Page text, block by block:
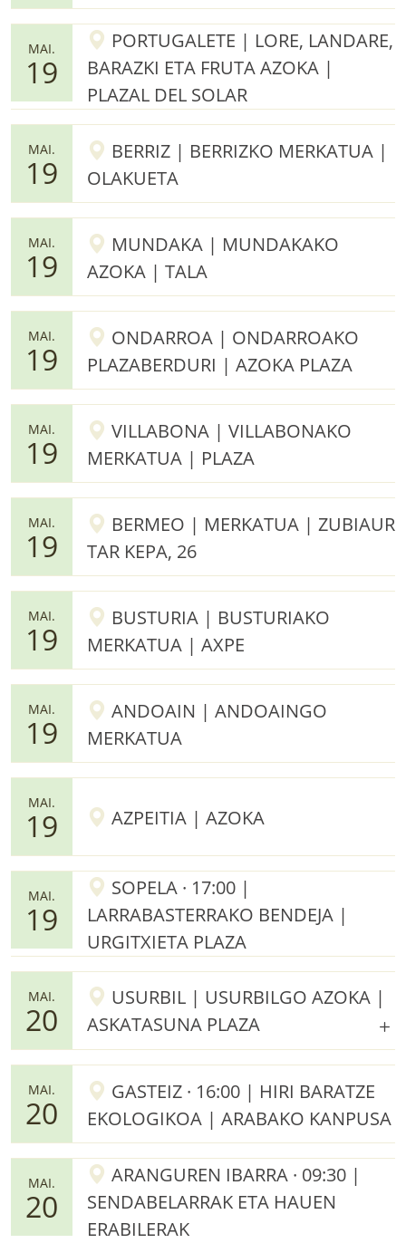
MAI.
19
PORTUGALETE | LORE, LANDARE,
BARAZKI ETA FRUTA AZOKA |
PLAZAL DEL SOLAR
MAI.
19
BERRIZ | BERRIZKO MERKATUA |
OLAKUETA
MAI.
19
MUNDAKA | MUNDAKAKO
AZOKA | TALA
MAI.
19
ONDARROA | ONDARROAKO
PLAZABERDURI | AZOKA PLAZA
MAI.
19
VILLABONA | VILLABONAKO
MERKATUA | PLAZA
MAI.
19
BERMEO | MERKATUA | ZUBIAUR
TAR KEPA, 26
MAI.
19
BUSTURIA | BUSTURIAKO
MERKATUA | AXPE
MAI.
19
ANDOAIN | ANDOAINGO
MERKATUA
MAI.
19 AZPEITIA | AZOKA
MAI.
19
SOPELA · 17:00 |
LARRABASTERRAKO BENDEJA |
URGITXIETA PLAZA
MAI.
20
USURBIL | USURBILGO AZOKA |
ASKATASUNA PLAZA
MAI.
20
GASTEIZ · 16:00 | HIRI BARATZE
EKOLOGIKOA | ARABAKO KANPUSA
MAI.
20
ARANGUREN IBARRA · 09:30 |
SENDABELARRAK ETA HAUEN
ERABILERAK